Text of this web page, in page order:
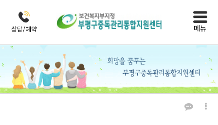
상담/예약 메뉴
열린마당
자료실